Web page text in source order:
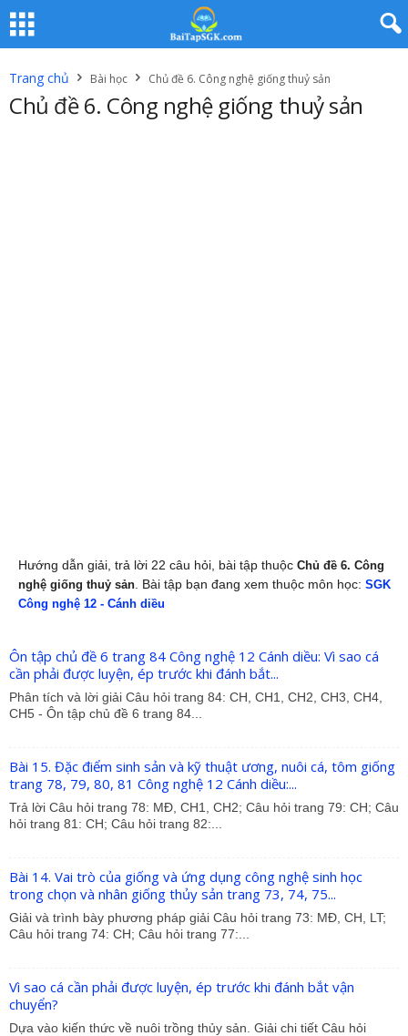
Trang chủ Bài học Chủ đề 6. Công nghệ giống thuỷ sản
Chủ đề 6. Công nghệ giống thuỷ sản
Hướng dẫn giải, trả lời 22 câu hỏi, bài tập thuộc Chủ đề 6. Công
nghệ giống thuỷ sản . Bài tập bạn đang xem thuộc môn học: SGK
Công nghệ 12 - Cánh diều
Ôn tập chủ đề 6 trang 84 Công nghệ 12 Cánh diều: Vì sao cá
cần phải được luyện, ép trước khi đánh bắt...
Phân tích và lời giải Câu hỏi trang 84: CH, CH1, CH2, CH3, CH4,
CH5 - Ôn tập chủ đề 6 trang 84...
Bài 15. Đặc điểm sinh sản và kỹ thuật ương, nuôi cá, tôm giống
trang 78, 79, 80, 81 Công nghệ 12 Cánh diều:...
Trả lời Câu hỏi trang 78: MĐ, CH1, CH2; Câu hỏi trang 79: CH; Câu
hỏi trang 81: CH; Câu hỏi trang 82:...
Bài 14. Vai trò của giống và ứng dụng công nghệ sinh học
trong chọn và nhân giống thủy sản trang 73, 74, 75...
Giải và trình bày phương pháp giải Câu hỏi trang 73: MĐ, CH, LT;
Câu hỏi trang 74: CH; Câu hỏi trang 77:...
Vì sao cá cần phải được luyện, ép trước khi đánh bắt vận
chuyển?
Dựa vào kiến thức về nuôi trồng thủy sản. Giải chi tiết Câu hỏi